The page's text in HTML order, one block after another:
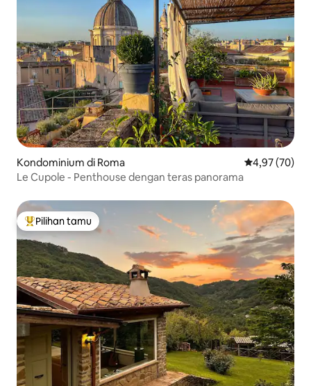
Kondominium di Roma Nilai rata-rata
4,97 (70)
Le Cupole - Penthouse dengan teras panorama
Pilihan tamu terpopuler
Pilihan tamu